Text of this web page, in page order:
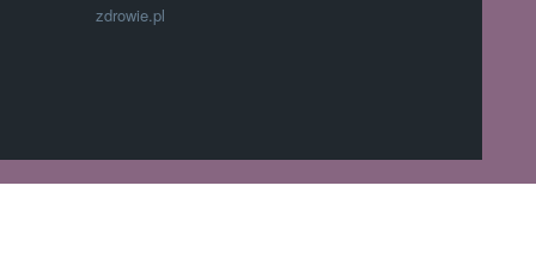
zdrowie.pl